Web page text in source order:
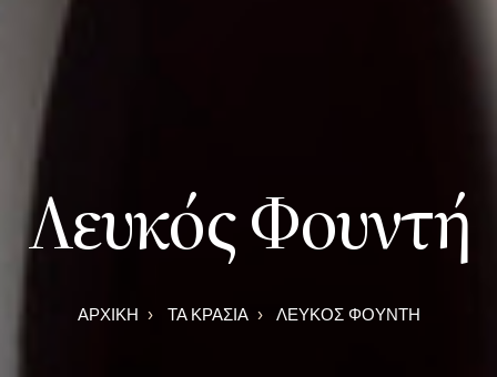
Λευκός Φουντή
ΑΡΧΙΚΉ ΤΑ ΚΡΑΣΙΆ ΛΕΥΚΌΣ ΦΟΥΝΤΉ